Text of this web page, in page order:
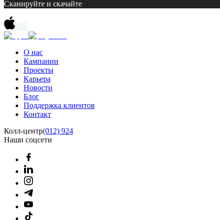
Сканируйте и скачайте
О нас
Кампании
Проекты
Карьера
Новости
Блог
Поддержка клиентов
Контакт
Колл-центр(012) 924
Наши соцсети